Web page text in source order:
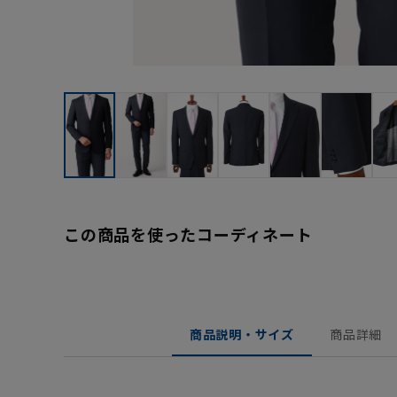
この商品を使ったコーディネート
商品説明・サイズ 商品詳細